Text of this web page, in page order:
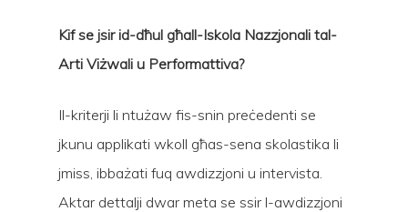
Kif se jsir id-dħul għall-Iskola Nazzjonali tal-
Arti Viżwali u Performattiva?
Il-kriterji li ntużaw fis-snin preċedenti se
jkunu applikati wkoll għas-sena skolastika li
jmiss, ibbażati fuq awdizzjoni u intervista.
Aktar dettalji dwar meta se ssir l-awdizzjoni